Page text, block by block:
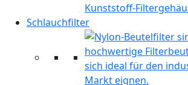
Kunststoff-
Schlauchfilter